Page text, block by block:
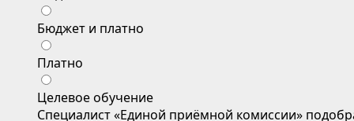
Бюджет и платно
Платно
Целевое обучение
Специалист «Единой приёмной комиссии»